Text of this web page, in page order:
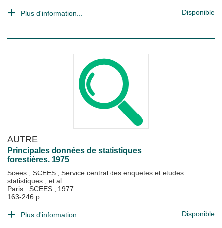
Plus d'information... Disponible
AUTRE
Principales données de statistiques
forestières. 1975
Scees ; SCEES ; Service central des enquêtes et études
statistiques ; et al.
Paris : SCEES ; 1977
163-246 p.
Plus d'information... Disponible